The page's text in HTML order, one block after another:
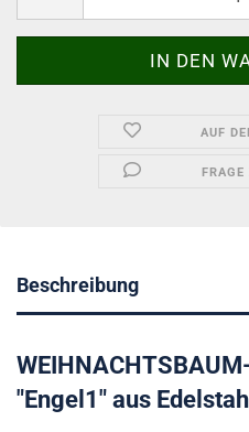
AUF
Beschreibung
"Engel1" aus Edelstahl